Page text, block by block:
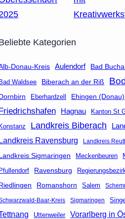
Kategorien
Donau-Kreis Aulendorf Bad
Bad Waldsee Biberach an der Riß
Dornbirn
Eberhardzell Ehingen (Donau)
Hagnau Kanton St
Konstanz Landkreis Biberach
Ravensburg Landkreis
Sigmaringen Meckenbeuren
Pfullendorf Ravensburg
Romanshorn Salem
Baar-Kreis Sigmaringen
Uttenweiler Vorarlberg in